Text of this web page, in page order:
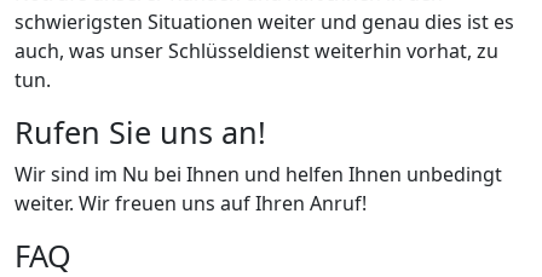
schwierigsten Situationen weiter und genau dies ist es
auch, was unser Schlüsseldienst weiterhin vorhat, zu
tun.
Rufen Sie uns an!
Wir sind im Nu bei Ihnen und helfen Ihnen unbedingt
weiter. Wir freuen uns auf Ihren Anruf!
FAQ